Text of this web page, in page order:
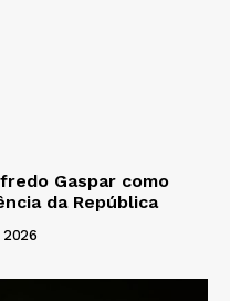
Gaspar como
da República
2026